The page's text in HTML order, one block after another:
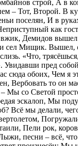
строй, А в
– Тот, Второй. В
поселян, И в
как
Демидов вышел
сел Мищик. Вышел,
«Что,
Увидавши пред
сюда обоих, Чем я
Вербовать то он
Мы со Светой
эскалоп, Мы
Всё мы делали,
Пели рок,
песни – всё,